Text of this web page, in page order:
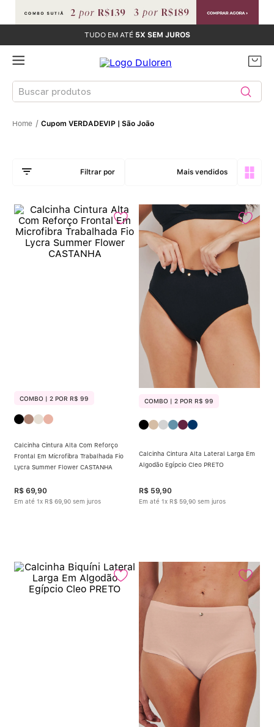
TUDO EM ATÉ 5X SEM JUROS
Buscar produtos
Cupom VERDADEVIP | São João
Mais vendidos
COMBO | 2 POR R$ 99
Calcinha Cintura Alta Com Reforço
Frontal Em Microfibra Trabalhada Fio
Lycra Summer Flower CASTANHA
R$ 69,90
Em até 1x R$ 69 90 sem juros
COMBO | 2 POR R$ 99
Calcinha Cintura Alta Lateral Larga Em
Algodão Egípcio Cleo PRETO
R$ 59,90
Em até 1x R$ 59 90 sem juros
TERMOS MAIS BUSCADOS
3º Sutiã Bojo
4º Conjunto
9 º Sutiã Sustentação